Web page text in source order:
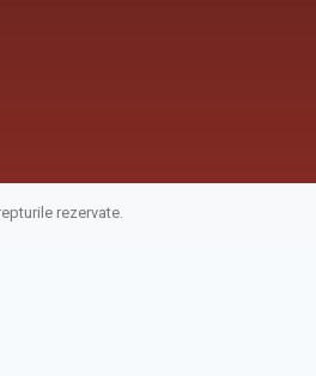
rezervate.